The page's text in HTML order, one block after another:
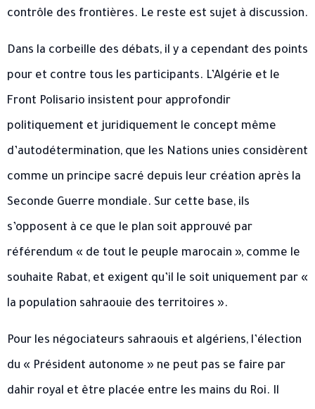
contrôle des frontières. Le reste est sujet à discussion.
Dans la corbeille des débats, il y a cependant des points
pour et contre tous les participants. L’Algérie et le
Front Polisario insistent pour approfondir
politiquement et juridiquement le concept même
d’autodétermination, que les Nations unies considèrent
comme un principe sacré depuis leur création après la
Seconde Guerre mondiale. Sur cette base, ils
s’opposent à ce que le plan soit approuvé par
référendum « de tout le peuple marocain », comme le
souhaite Rabat, et exigent qu’il le soit uniquement par «
la population sahraouie des territoires ».
Pour les négociateurs sahraouis et algériens, l’élection
du « Président autonome » ne peut pas se faire par
dahir royal et être placée entre les mains du Roi. Il